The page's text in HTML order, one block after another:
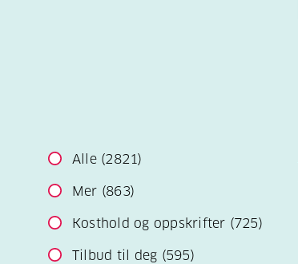
Alle (2821)
Mer (863)
Kosthold og oppskrifter (725)
Tilbud til deg (595)